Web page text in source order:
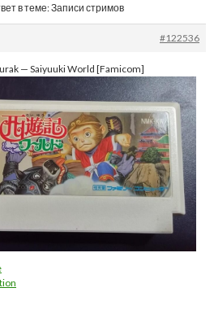
в теме: Записи стримов
#122536
— Saiyuuki World [Famicom]